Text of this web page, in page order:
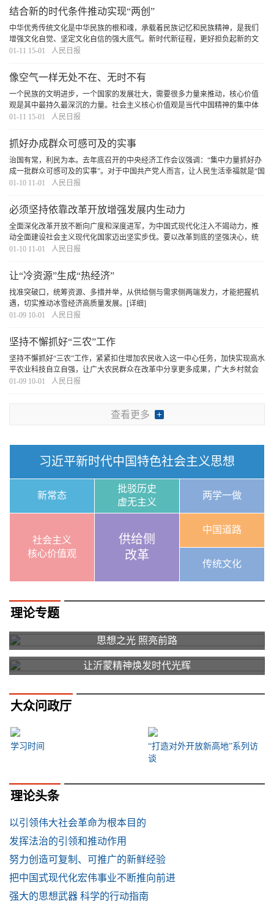
结合新的时代条件推动实现“两创”
中华优秀传统文化是中华民族的根和魂，承载着民族记忆和民族精神，是我们
增强文化自觉、坚定文化自信的强大底气。新时代新征程，更好担负起新的文
化使命，需要结合新的实践和时代要求推动中华优秀传统文化创造性转化、创
01-11 15-01 人民日报
像空气一样无处不在、无时不有
一个民族的文明进步，一个国家的发展壮大，需要很多力量来推动，核心价值
观是其中最持久最深沉的力量。社会主义核心价值观是当代中国精神的集中体
现，是凝聚中国力量的思想道德基础。
01-11 15-01 人民日报
抓好办成群众可感可及的实事
治国有常，利民为本。去年底召开的中央经济工作会议强调：“集中力量抓好办
成一批群众可感可及的实事”。对于中国共产党人而言，让人民生活幸福就是“国
之大者”，为民造福就是最大政绩。群众利益无小事。关心群众利益，既要为群
01-10 11-01 人民日报
必须坚持依靠改革开放增强发展内生动力
全面深化改革开放不断向广度和深度进军，为中国式现代化注入不竭动力，推
动全面建设社会主义现代化国家迈出坚实步伐。要以改革到底的坚强决心，统
筹推进深层次改革和高水平开放，坚决破除一切制约中国式现代化顺利推进的
01-10 11-01 人民日报
让“冷资源”生成“热经济”
找准突破口，统筹资源、多措并举，从供给侧与需求侧两端发力，才能把握机
遇，切实推动冰雪经济高质量发展。 [详细]
01-09 10-01
人民日报
坚持不懈抓好“三农”工作
坚持不懈抓好“三农”工作，紧紧扣住增加农民收入这一中心任务，加快实现高水
平农业科技自立自强，让广大农民群众在改革中分享更多成果，广大乡村就会
实现全面提升，产业兴旺、生态宜居、乡风文明、治理有效、生活富裕的“三农”
01-09 10-01 人民日报
查看更多
习近平新时代中国特色社会主义思想
新常态
批驳历史
虚无主义
两学一做
社会主义
核心价值观
供给侧
改革
中国道路
传统文化
理论专题
思想之光 照亮前路
让沂蒙精神焕发时代光辉
大众问政厅
学习时间
“打造对外开放新高地”系列访
谈
理论头条
以引领伟大社会革命为根本目的
发挥法治的引领和推动作用
努力创造可复制、可推广的新鲜经验
把中国式现代化宏伟事业不断推向前进
强大的思想武器 科学的行动指南